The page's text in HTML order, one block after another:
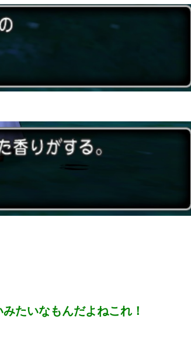
たいなもんだよねこれ！